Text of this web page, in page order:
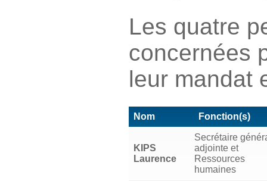
Les quatre
concernées
leur mandat
Nom Fonction(s)
KIPS
Laurence
Secrétaire
adjointe et
Ressources
humaines